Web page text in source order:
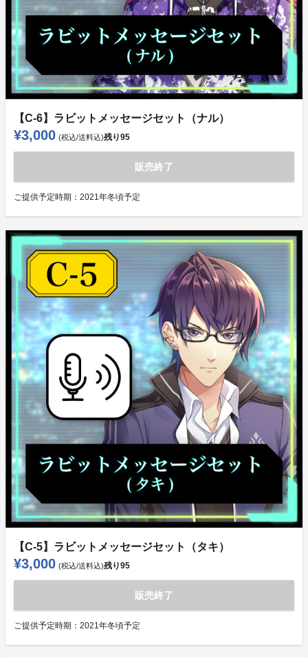
【C-6】ラビットメッセージセット（ナル）
¥3,000 (税込/送料込)残り95
販売終了
ご提供予定時期： 2021年冬頃予定
【C-5】ラビットメッセージセット（タキ）
¥3,000 (税込/送料込)残り95
販売終了
ご提供予定時期： 2021年冬頃予定